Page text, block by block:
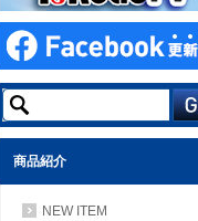
商品紹介
NEW ITEM